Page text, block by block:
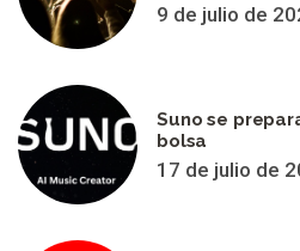
9 de julio de
Suno se
bolsa
17 de julio de